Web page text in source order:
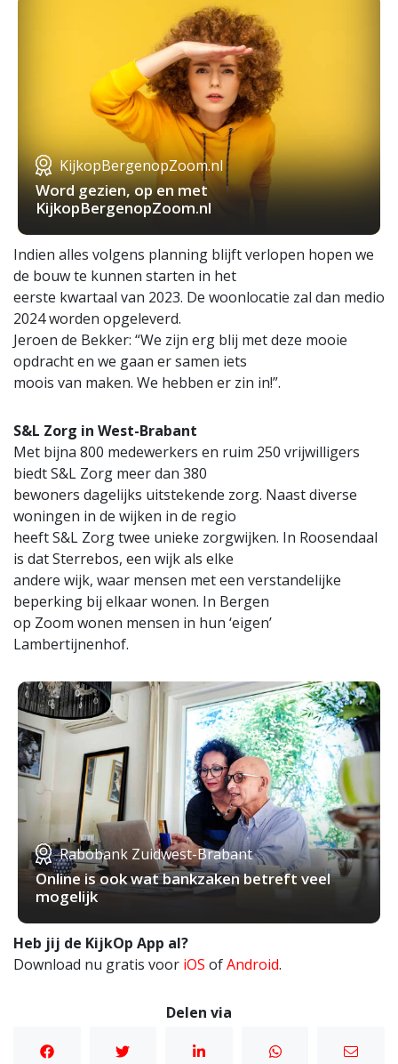
KijkopBergenopZoom.nl
Word gezien, op en met
KijkopBergenopZoom.nl
Indien alles volgens planning blijft verlopen hopen we
de bouw te kunnen starten in het
eerste kwartaal van 2023. De woonlocatie zal dan medio
2024 worden opgeleverd.
Jeroen de Bekker: “We zijn erg blij met deze mooie
opdracht en we gaan er samen iets
moois van maken. We hebben er zin in!”.
S&L Zorg in West-Brabant
Met bijna 800 medewerkers en ruim 250 vrijwilligers
biedt S&L Zorg meer dan 380
bewoners dagelijks uitstekende zorg. Naast diverse
woningen in de wijken in de regio
heeft S&L Zorg twee unieke zorgwijken. In Roosendaal
is dat Sterrebos, een wijk als elke
andere wijk, waar mensen met een verstandelijke
beperking bij elkaar wonen. In Bergen
op Zoom wonen mensen in hun ‘eigen’
Lambertijnenhof.
Rabobank Zuidwest-Brabant
Online is ook wat bankzaken betreft veel
mogelijk
Heb jij de KijkOp App al?
Download nu gratis voor iOS ofAndroid.
Delen via